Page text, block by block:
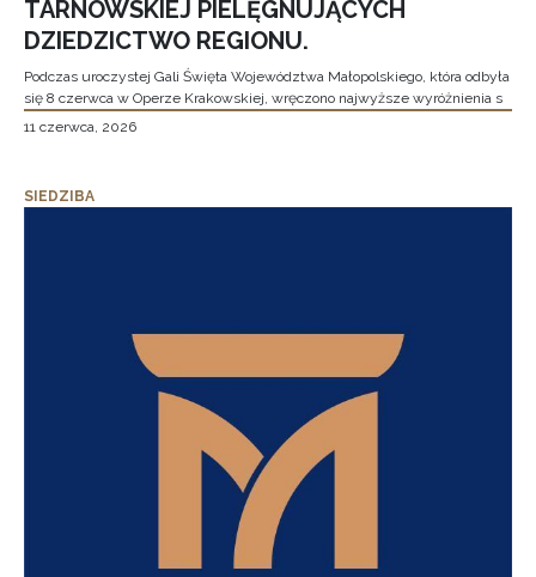
TARNOWSKIEJ PIELĘGNUJĄCYCH
DZIEDZICTWO REGIONU.
Podczas uroczystej Gali Święta Województwa Małopolskiego, która odbyła
się 8 czerwca w Operze Krakowskiej, wręczono najwyższe wyróżnienia s
11 czerwca, 2026
SIEDZIBA